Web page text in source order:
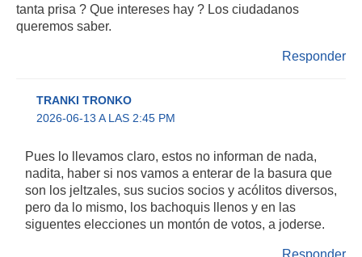
tanta prisa ? Que intereses hay ? Los ciudadanos
queremos saber.
Responder
TRANKI TRONKO
2026-06-13 A LAS 2:45 PM
Pues lo llevamos claro, estos no informan de nada,
nadita, haber si nos vamos a enterar de la basura que
son los jeltzales, sus sucios socios y acólitos diversos,
pero da lo mismo, los bachoquis llenos y en las
siguentes elecciones un montón de votos, a joderse.
Responder